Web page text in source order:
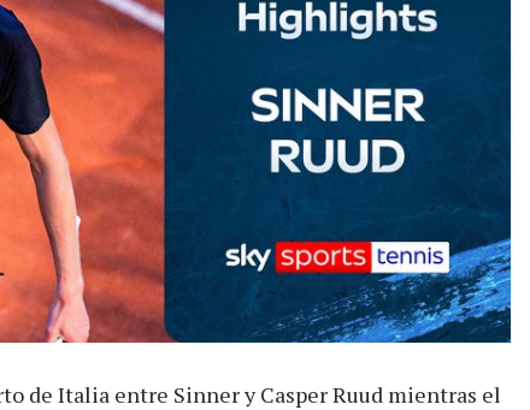
de Italia entre Sinner y Casper Ruud mientras el